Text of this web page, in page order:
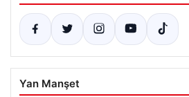
Yan Manşet